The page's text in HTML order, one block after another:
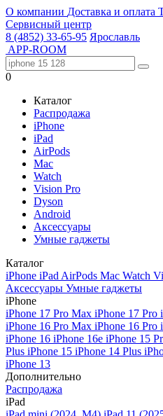
О компании Доставка и оплата
Сервисный центр
8 (4852) 33-65-95 Ярославль
APP-ROOM
0
Каталог
Распродажа
iPhone
iPad
AirPods
Mac
Watch
Vision Pro
Dyson
Android
Аксессуары
Умные гаджеты
Каталог
iPhone iPad AirPods Mac Watch
Аксессуары Умные гаджеты
iPhone
iPhone 17 Pro Max iPhone 17 Pro
iPhone 16 Pro Max iPhone 16 Pro
iPhone 16 iPhone 16e iPhone 15
Plus iPhone 15 iPhone 14 Plus
iPhone 13
Дополнительно
Распродажа
iPad